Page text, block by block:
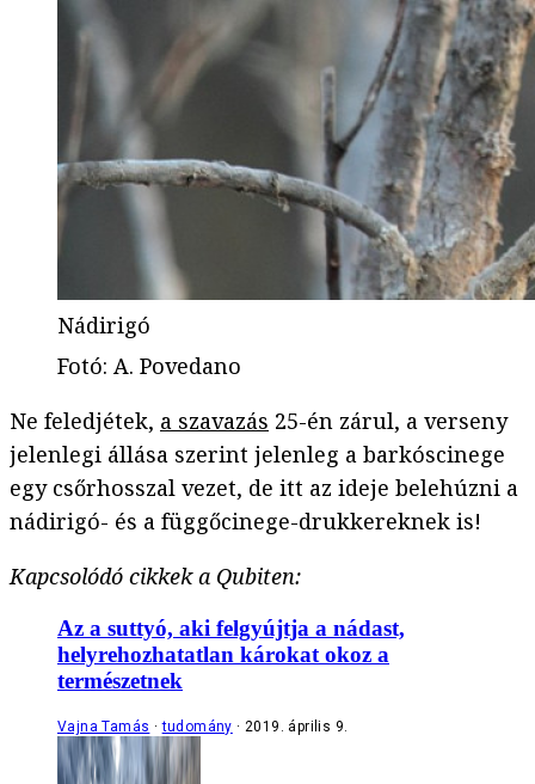
Nádirigó
Fotó: A. Povedano
Ne feledjétek, a szavazás 25-én zárul, a verseny
jelenlegi állása szerint jelenleg a barkóscinege
egy csőrhosszal vezet, de itt az ideje belehúzni a
nádirigó- és a függőcinege-drukkereknek is!
Kapcsolódó cikkek a Qubiten:
Az a suttyó, aki felgyújtja a nádast,
helyrehozhatatlan károkat okoz a
természetnek
Vajna Tamás tudomány 2019. április 9.